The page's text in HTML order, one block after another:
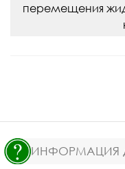
перемещения
ИНФОРМАЦИЯ